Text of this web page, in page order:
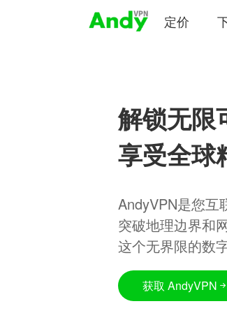
定价
解锁无限
享受全球
AndyVPN是您互
突破地理边界和
这个无界限的数
获取 AndyVPN